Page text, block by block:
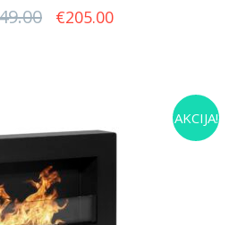
Original
€205.00Current
AKCIJA!